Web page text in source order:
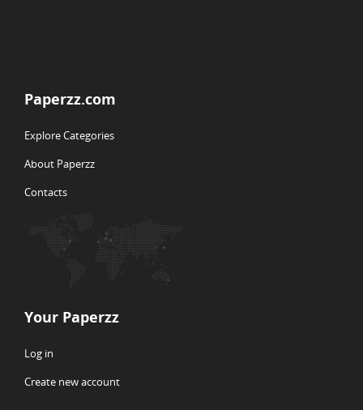
Paperzz.com
Explore Categories
About Paperzz
Contacts
Your Paperzz
Log in
Create new account